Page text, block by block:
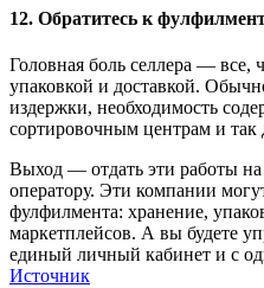
12. Обратитесь к
Головная боль селлера — все,
упаковкой и доставкой.
издержки, необходимость
сортировочным центрам и так
Выход — отдать эти работы
оператору. Эти компании
фулфилмента: хранение,
маркетплейсов. А вы будете
единый личный кабинет и с
Источник